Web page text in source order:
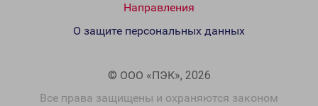
Направления
© ООО «ПЭК», 2026
Все права защищены и охраняются законом
О защите персональных данных